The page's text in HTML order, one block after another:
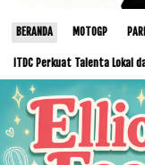
BERANDA MOTOGP
Talenta Lokal dan UMKM